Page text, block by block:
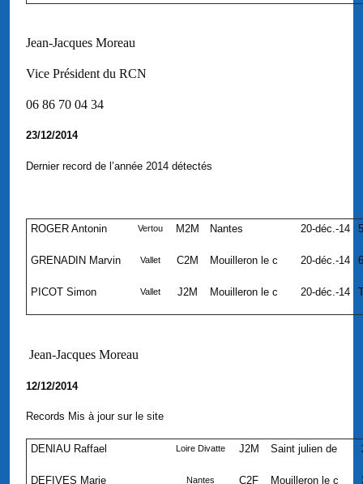
Jean-Jacques Moreau
Vice Président du RCN
06 86 70 04 34
23/12/2014
Dernier record de l’année 2014 détectés
ROGER Antonin Vertou M2M Nantes 20-déc.-14
GRENADIN Marvin Vallet C2M Mouilleron le c 20-déc.-14
PICOT Simon Vallet J2M Mouilleron le c 20-déc.-14
Jean-Jacques Moreau
12/12/2014
Records Mis à jour sur le site
DENIAU Raffael Loire Divatte J2M Saint julien de
DEFIVES Marie Nantes C2F Mouilleron le c